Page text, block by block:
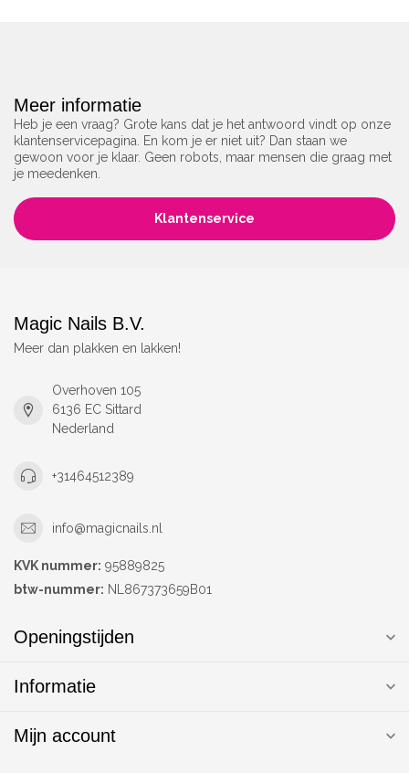
Meer informatie
Heb je een vraag? Grote kans dat je het antwoord vindt op onze
klantenservicepagina. En kom je er niet uit? Dan staan we
gewoon voor je klaar. Geen robots, maar mensen die graag met
je meedenken.
Klantenservice
Magic Nails B.V.
Meer dan plakken en lakken!
Overhoven 105
6136 EC Sittard
Nederland
+31464512389
info@magicnails.nl
KVK nummer: 95889825
btw-nummer: NL867373659B01
Openingstijden
Informatie
Mijn account